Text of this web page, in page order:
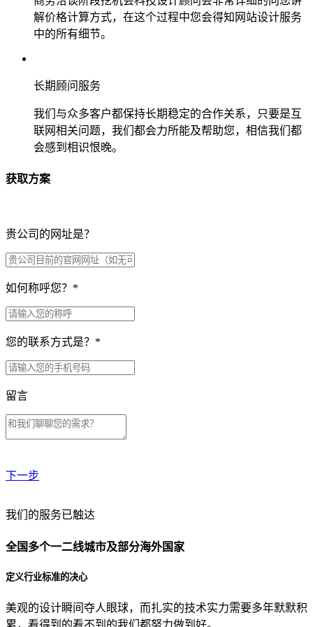
解价格计算方式，在这个过程中您会得知网站设计服务
中的所有细节。
长期顾问服务
我们与众多客户都保持长期稳定的合作关系，只要是互
联网相关问题，我们都会力所能及帮助您，相信我们都
会感到相识恨晚。
获取方案
贵公司的网址是？
如何称呼您？ *
您的联系方式是？ *
留言
下一步
贵公司预算范围是？
贵公司的团队规模是？
目前主要的营销渠道是？
我们的服务已触达
全国多个一二线城市及部分海外国家
定义行业标准的决心
美观的设计瞬间夺人眼球，而扎实的技术实力需要多年默默积
累，看得到的看不到的我们都努力做到好。